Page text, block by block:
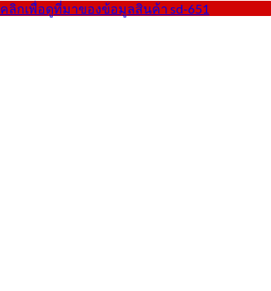
คลิกเพื่อดูที่มาของข้อมูลสินค้า sd-651